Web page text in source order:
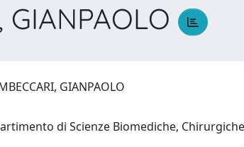
GIANPAOLO
GIANPAOLO
di Scienze Biomediche,